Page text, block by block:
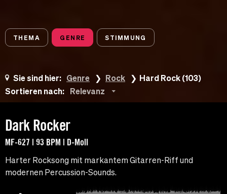
THEMA GENRE STIMMUNG
Sie sind hier: Genre Rock
Hard Rock (103)
Sortieren nach:
Relevanz
Dark Rocker
MF-627 | 93 BPM | D-Moll
Harter Rocksong mit markantem Gitarren-Riff und
modernen Percussion-Sounds.